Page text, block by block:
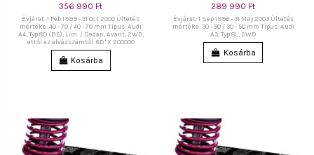
356 990 Ft
Évjárat: 1 Feb 1999 - 31 Oct 2000 Ültetés
mértéke: 40 - 70 / 40 - 70 mm Típus: Audi
A4, Typ 8D (B5), Lim. / Sedan, Avant, 2WD,
ettől az alvázszámtól: 8D*X 200000
Kosárba
289 990 Ft
Évjárat: 1 Sep 1996 - 31 May 2003 Ültetés
mértéke: 30 - 50 / 30 - 50 mm Típus: Audi
A3, Typ 8L, 2WD
Kosárba